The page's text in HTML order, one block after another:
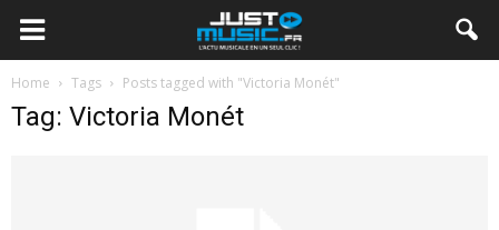
Home Tags Posts tagged with "Victoria Monét"
Tag: Victoria Monét